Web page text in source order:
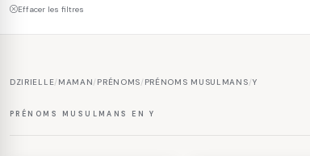
Effacer les filtres
DZIRIELLE/ MAMAN/ PRÉNOMS/ PRÉNOMS MUSULMANS/Y
PRÉNOMS MUSULMANS EN Y